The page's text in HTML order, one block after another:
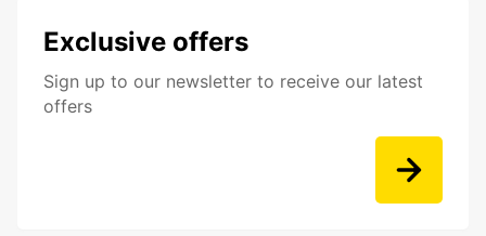
Exclusive offers
Sign up to our newsletter to receive our latest
offers